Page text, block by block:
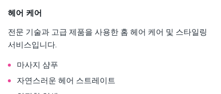
헤어 케어
전문 기술과 고급 제품을 사용한 홈 헤어 케어 및 스타일링
서비스입니다.
마사지 샴푸
자연스러운 헤어 스트레이트